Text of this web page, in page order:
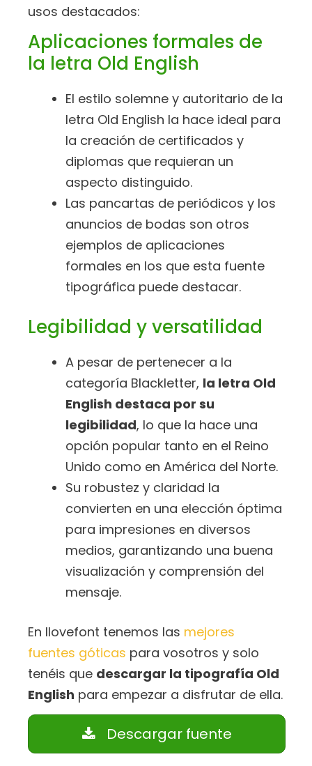
usos destacados:
Aplicaciones formales de
la letra Old English
El estilo solemne y autoritario de la
letra Old English la hace ideal para
la creación de certificados y
diplomas que requieran un
aspecto distinguido.
Las pancartas de periódicos y los
anuncios de bodas son otros
ejemplos de aplicaciones
formales en los que esta fuente
tipográfica puede destacar.
Legibilidad y versatilidad
A pesar de pertenecer a la
categoría Blackletter, la letra Old
English destaca por su
legibilidad, lo que la hace una
opción popular tanto en el Reino
Unido como en América del Norte.
Su robustez y claridad la
convierten en una elección óptima
para impresiones en diversos
medios, garantizando una buena
visualización y comprensión del
mensaje.
En Ilovefont tenemos las mejores
fuentes góticas para vosotros y solo
tenéis que descargar la tipografía Old
English para empezar a disfrutar de ella.
Descargar fuente